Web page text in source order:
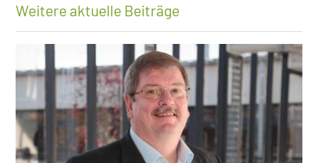
Weitere aktuelle Beiträge